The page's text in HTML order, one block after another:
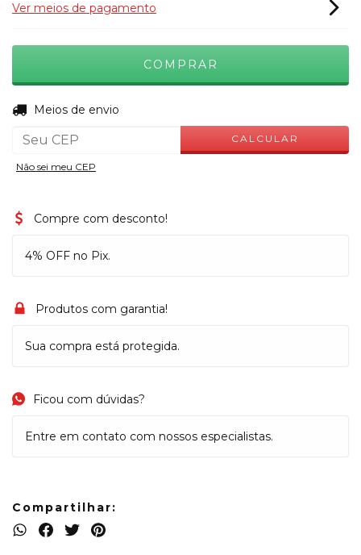
Ver meios de pagamento
Entregas para o CEP:
Meios de envio
CALCULAR
Não sei meu CEP
Compre com desconto!
4% OFF no Pix.
Produtos com garantia!
Sua compra está protegida.
Ficou com dúvidas?
Entre em contato com nossos especialistas.
Compartilhar: